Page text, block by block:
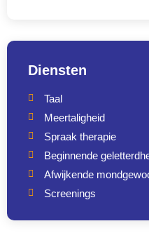
Diensten
Taal
Meertaligheid
Spraak therapie
Beginnende
Afwijkende
Screenings